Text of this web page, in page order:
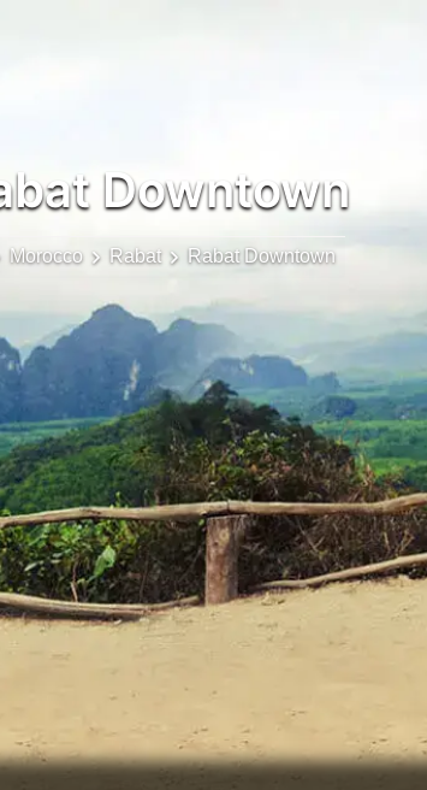
Downtown
Morocco Rabat Rabat Downtown